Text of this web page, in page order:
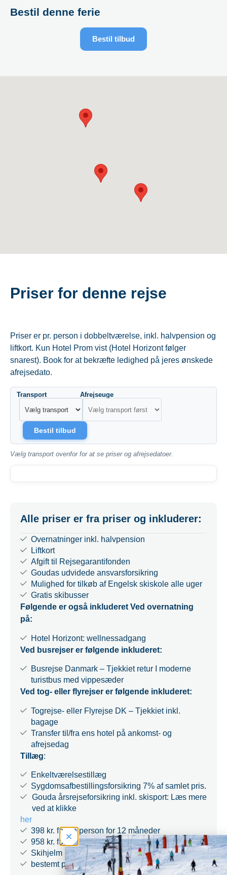
Bestil denne ferie
Bestil tilbud
Priser for denne rejse
Priser er pr. person i dobbeltværelse, inkl. halvpension og
liftkort. Kun Hotel Prom vist (Hotel Horizont følger
snarest). Book for at bekræfte ledighed på jeres ønskede
afrejsedato.
Transport Afrejseuge
Bestil tilbud
Vælg transport ovenfor for at se priser og afrejsedatoer.
Alle priser er fra priser og inkluderer:
Overnatninger inkl. halvpension
Liftkort
Afgift til Rejsegarantifonden
Goudas udvidede ansvarsforsikring
Mulighed for tilkøb af Engelsk skiskole alle uger
Gratis skibusser
Følgende er også inkluderet Ved overnatning
på:
Hotel Horizont: wellnessadgang
Ved busrejser er følgende inkluderet:
Busrejse Danmark – Tjekkiet retur I moderne
turistbus med vippesæder
Ved tog- eller flyrejser er følgende inkluderet:
Togrejse- eller Flyrejse DK – Tjekkiet inkl.
bagage
Transfer til/fra ens hotel på ankomst- og
afrejsedag
Tillæg:
Enkeltværelsestillæg
Sygdomsafbestillingsforsikring 7% af samlet pris.
Gouda årsrejseforsikring inkl. skisport: Læs mere
ved at klikke
her
398 kr. for en person for 12 måneder
958 kr. for hele familien i 12 måneder
Skihjelm pr. person pr. dag +40 kr.
bestemt plads i bussen +200 kr.